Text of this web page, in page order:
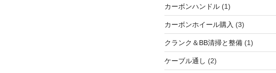
カーボンハンドル(1)
カーボンホイール購入 (3)
クランク＆BB清掃と整備(1)
ケーブル通し (2)